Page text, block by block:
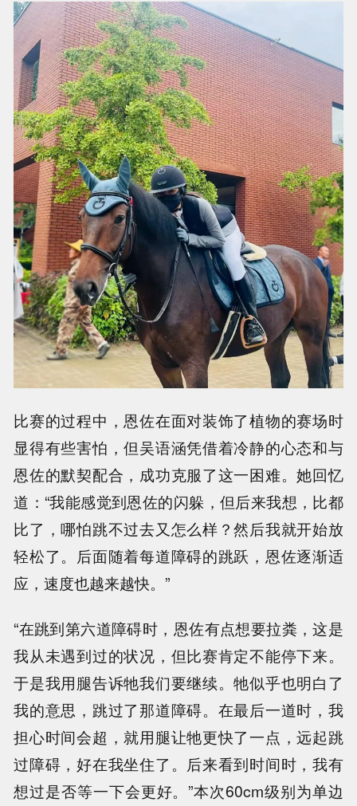
比赛的过程中，恩佐在面对装饰了植物的赛场时
显得有些害怕，但吴语涵凭借着冷静的心态和与
恩佐的默契配合，成功克服了这一困难。她回忆
道：“我能感觉到恩佐的闪躲，但后来我想，比都
比了，哪怕跳不过去又怎么样？然后我就开始放
轻松了。后面随着每道障碍的跳跃，恩佐逐渐适
应，速度也越来越快。”
“在跳到第六道障碍时，恩佐有点想要拉粪，这是
我从未遇到过的状况，但比赛肯定不能停下来。
于是我用腿告诉牠我们要继续。牠似乎也明白了
我的意思，跳过了那道障碍。在最后一道时，我
担心时间会超，就用腿让牠更快了一点，远起跳
过障碍，好在我坐住了。后来看到时间时，我有
想过是否等一下会更好。”本次60cm级别为单边